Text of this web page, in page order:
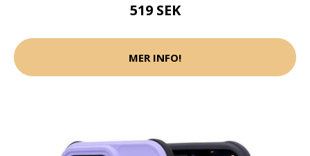
519 SEK
MER INFO!